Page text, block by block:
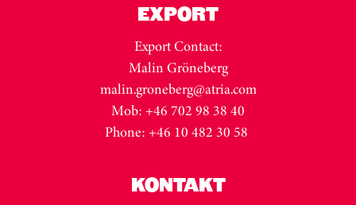
EXPORT
Export Contact:
Malin Gröneberg
malin.groneberg@atria.com
Mob: +46 702 98 38 40
Phone: +46 10 482 30 58
KONTAKT